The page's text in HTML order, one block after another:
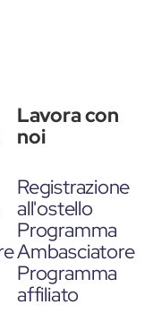
Lavora con
noi
Registrazione
all'ostello
Programma
Ambasciatore
Programma
affiliato